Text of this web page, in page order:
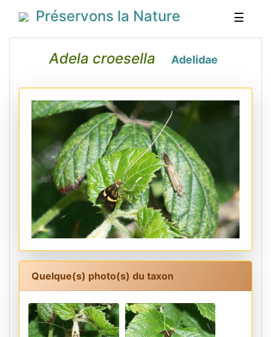
Préservons la Nature ☰
Adela croesella Adelidae
Quelque(s) photo(s) du taxon